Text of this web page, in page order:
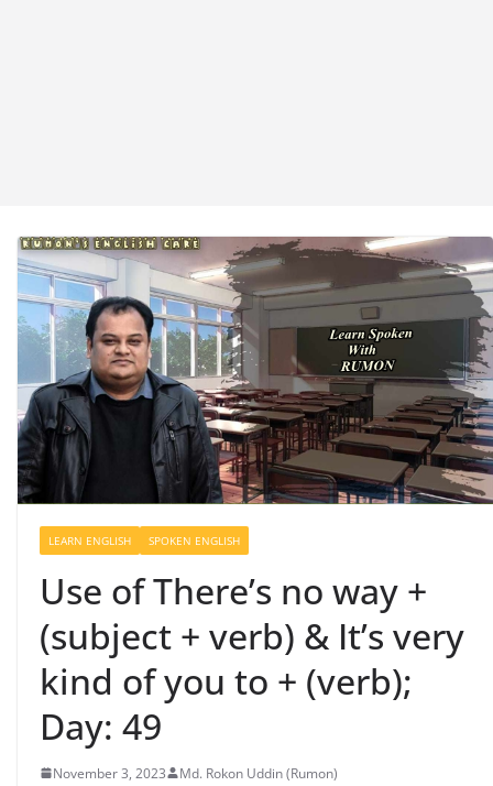
LEARN ENGLISH SPOKEN ENGLISH
Use of There’s no way +
(subject + verb) & It’s very
kind of you to + (verb);
Day: 49
November 3, 2023 Md. Rokon Uddin (Rumon)